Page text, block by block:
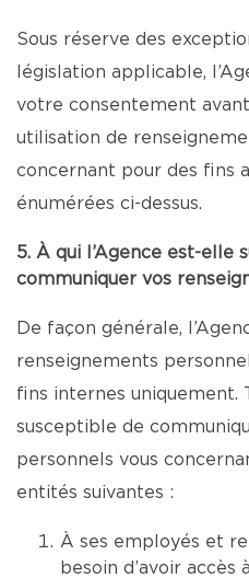
Sous réserve des
législation applicable,
votre consentement
utilisation de
concernant pour des fins
énumérées ci-dessus.
5. À qui l’Agence est-elle
communiquer vos
De façon générale,
renseignements
fins internes uniquement.
susceptible de
personnels vous
entités suivantes :
À ses employés et
besoin d’avoir accès